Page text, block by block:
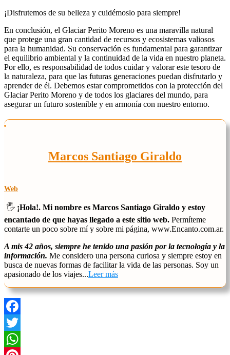
¡Disfrutemos de su belleza y cuidémoslo para siempre!
En conclusión, el Glaciar Perito Moreno es una maravilla natural
que protege una gran cantidad de recursos y ecosistemas valiosos
para la humanidad. Su conservación es fundamental para garantizar
el equilibrio ambiental y la continuidad de la vida en nuestro planeta.
Por ello, es responsabilidad de todos cuidar y valorar este tesoro de
la naturaleza, para que las futuras generaciones puedan disfrutarlo y
aprender de él. Debemos estar comprometidos con la protección del
Glaciar Perito Moreno y de todos los glaciares del mundo, para
asegurar un futuro sostenible y en armonía con nuestro entorno.
Marcos Santiago Giraldo
Web
🖐️ ¡Hola!. Mi nombre es Marcos Santiago Giraldo y estoy
encantado de que hayas llegado a este sitio web. Permíteme
contarte un poco sobre mí y sobre mi página, www.Encanto.com.ar.
A mis 42 años, siempre he tenido una pasión por la tecnología y la
información. Me considero una persona curiosa y siempre estoy en
busca de nuevas formas de facilitar la vida de las personas. Soy un
apasionado de los viajes...Leer más
Facebook
Twitter